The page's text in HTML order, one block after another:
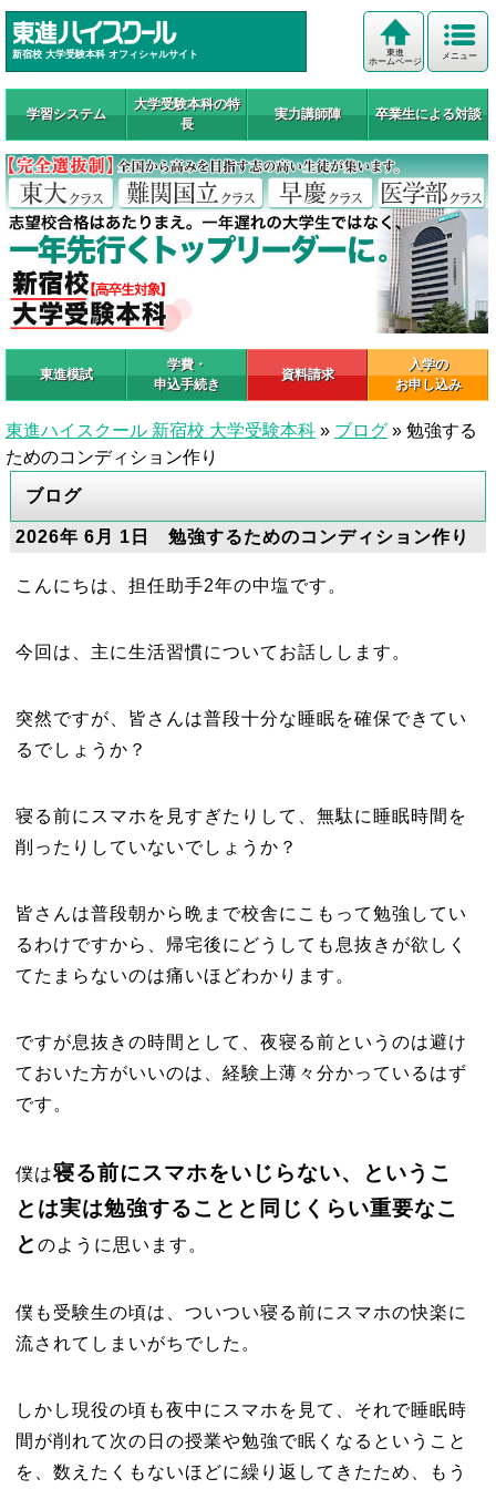
新宿校 大学受験本科 オフィシャルサイト メニュー
東進
ホームページ
学習システム
大学受験本科の特
長
実力講師陣 卒業生による対談
東進模試
学費・
申込手続き
資料請求
入学の
お申し込み
東進ハイスクール 新宿校 大学受験本科 » ブログ » 勉強する
ためのコンディション作り
ブログ
2026年 6月 1日 勉強するためのコンディション作り
こんにちは、担任助手2年の中塩です。
今回は、主に生活習慣についてお話しします。
突然ですが、皆さんは普段十分な睡眠を確保できてい
るでしょうか？
寝る前にスマホを見すぎたりして、無駄に睡眠時間を
削ったりしていないでしょうか？
皆さんは普段朝から晩まで校舎にこもって勉強してい
るわけですから、帰宅後にどうしても息抜きが欲しく
てたまらないのは痛いほどわかります。
ですが息抜きの時間として、夜寝る前というのは避け
ておいた方がいいのは、経験上薄々分かっているはず
です。
僕は寝る前にスマホをいじらない、というこ
とは実は勉強することと同じくらい重要なこ
と のように思います。
僕も受験生の頃は、ついつい寝る前にスマホの快楽に
流されてしまいがちでした。
しかし現役の頃も夜中にスマホを見て、それで睡眠時
間が削れて次の日の授業や勉強で眠くなるということ
を、数えたくもないほどに繰り返してきたため、もう